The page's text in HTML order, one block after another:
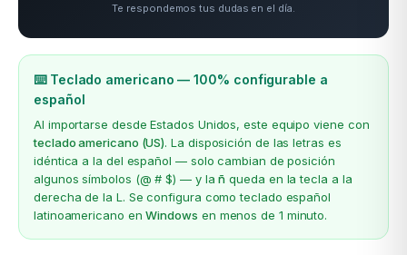
Te respondemos tus dudas en el día.
⌨️ Teclado americano — 100% configurable a
español
Al importarse desde Estados Unidos, este equipo viene con
teclado americano (US). La disposición de las letras es
idéntica a la del español — solo cambian de posición
algunos símbolos (@ # $) — y lañ queda en la tecla a la
derecha de la L. Se configura como teclado español
latinoamericano enWindows en menos de 1 minuto.